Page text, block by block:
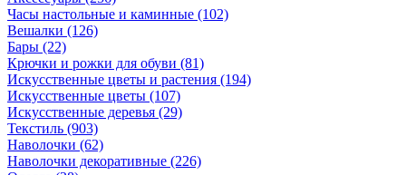
Часы настольные и каминные (102)
Вешалки (126)
Бары (22)
Крючки и рожки для обуви (81)
Искусственные цветы и растения (194)
Искусственные цветы (107)
Искусcтвенные деревья (29)
Текстиль (903)
Наволочки (62)
Наволочки декоративные (226)